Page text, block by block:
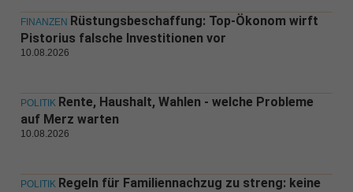
FINANZEN Rüstungsbeschaffung: Top-Ökonom wirft
Pistorius falsche Investitionen vor
10.08.2026
POLITIK Rente, Haushalt, Wahlen - welche Probleme
auf Merz warten
10.08.2026
POLITIK Regeln für Familiennachzug zu streng: keine